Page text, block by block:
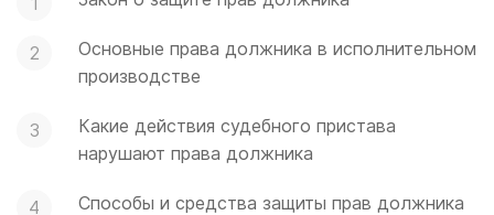
Основные права должника в исполнительном
производстве
Какие действия судебного пристава
нарушают права должника
Способы и средства защиты прав должника